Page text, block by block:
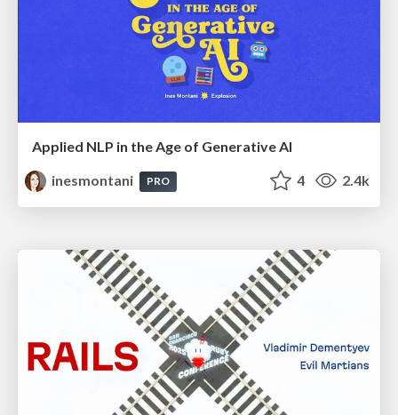
Applied NLP in the Age of Generative AI
inesmontani
PRO 4 2.4k